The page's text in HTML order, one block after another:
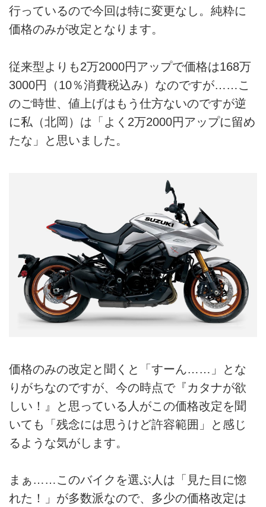
行っているので今回は特に変更なし。純粋に
価格のみが改定となります。
従来型よりも2万2000円アップで価格は168万
3000円（10％消費税込み）なのですが……こ
のご時世、値上げはもう仕方ないのですが逆
に私（北岡）は「よく2万2000円アップに留め
たな」と思いました。
価格のみの改定と聞くと「すーん……」とな
りがちなのですが、今の時点で『カタナが欲
しい！』と思っている人がこの価格改定を聞
いても「残念には思うけど許容範囲」と感じ
るような気がします。
まぁ……このバイクを選ぶ人は「見た目に惚
れた！」が多数派なので、多少の価格改定は